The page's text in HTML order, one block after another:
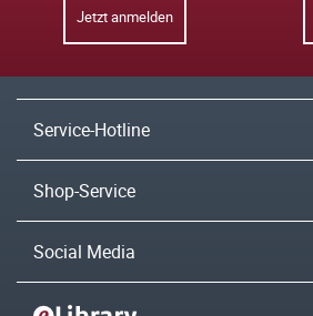
Jetzt anmelden
Service-Hotline
Shop-Service
Social Media